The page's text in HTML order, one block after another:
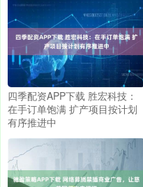
四季配资APP下载 胜宏科技：
在手订单饱满 扩产项目按计划
有序推进中